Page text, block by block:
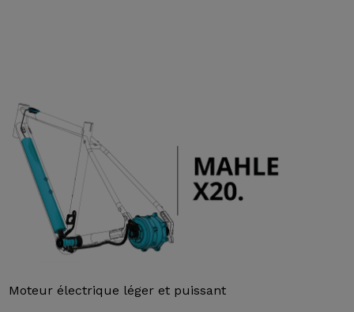
Moteur électrique léger et puissant